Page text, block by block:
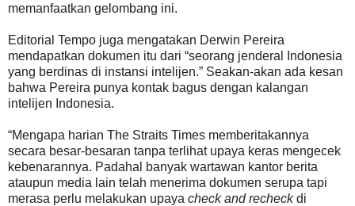
memanfaatkan gelombang ini.
Editorial Tempo juga mengatakan Derwin Pereira
mendapatkan dokumen itu dari “seorang jenderal Indonesia
yang berdinas di instansi intelijen.” Seakan-akan ada kesan
bahwa Pereira punya kontak bagus dengan kalangan
intelijen Indonesia.
“Mengapa harian The Straits Times memberitakannya
secara besar-besaran tanpa terlihat upaya keras mengecek
kebenarannya. Padahal banyak wartawan kantor berita
ataupun media lain telah menerima dokumen serupa tapi
merasa perlu melakukan upaya check and recheckdi